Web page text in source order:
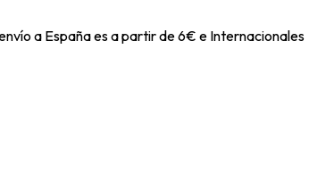
a España es a partir de 6€ e Internacionales